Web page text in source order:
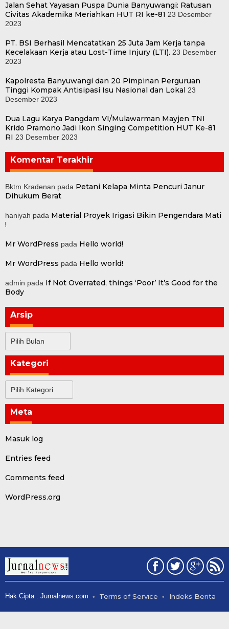
Jalan Sehat Yayasan Puspa Dunia Banyuwangi: Ratusan
Civitas Akademika Meriahkan HUT RI ke-81 23 Desember
2023
PT. BSI Berhasil Mencatatkan 25 Juta Jam Kerja tanpa
Kecelakaan Kerja atau Lost-Time Injury (LTI). 23 Desember
2023
Kapolresta Banyuwangi dan 20 Pimpinan Perguruan
Tinggi Kompak Antisipasi Isu Nasional dan Lokal 23
Desember 2023
Dua Lagu Karya Pangdam VI/Mulawarman Mayjen TNI
Krido Pramono Jadi Ikon Singing Competition HUT Ke-81
RI 23 Desember 2023
Komentar Terakhir
Bktm Kradenan pada Petani Kelapa Minta Pencuri Janur
Dihukum Berat
haniyah pada Material Proyek Irigasi Bikin Pengendara Mati
!
Mr WordPress pada Hello world!
Mr WordPress pada Hello world!
admin pada If Not Overrated, things ‘Poor’ It’s Good for the
Body
Arsip
Kategori
Meta
Masuk log
Entries feed
Comments feed
WordPress.org
Hak Cipta : Jurnalnews.com Terms of Service Indeks Berita